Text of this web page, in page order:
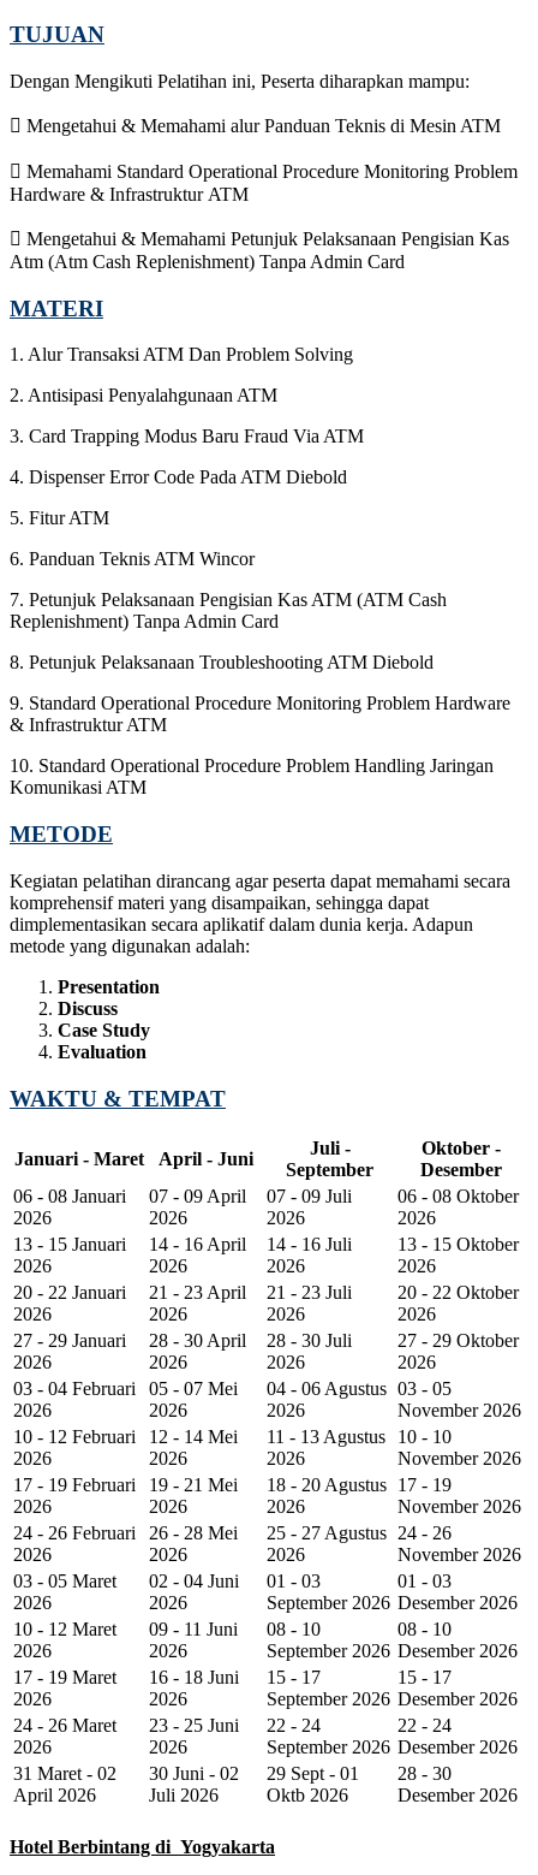
TUJUAN
Dengan Mengikuti Pelatihan ini, Peserta diharapkan mampu:
 Mengetahui & Memahami alur Panduan Teknis di Mesin ATM
 Memahami Standard Operational Procedure Monitoring Problem
Hardware & Infrastruktur ATM
 Mengetahui & Memahami Petunjuk Pelaksanaan Pengisian Kas
Atm (Atm Cash Replenishment) Tanpa Admin Card
MATERI
1. Alur Transaksi ATM Dan Problem Solving
2. Antisipasi Penyalahgunaan ATM
3. Card Trapping Modus Baru Fraud Via ATM
4. Dispenser Error Code Pada ATM Diebold
5. Fitur ATM
6. Panduan Teknis ATM Wincor
7. Petunjuk Pelaksanaan Pengisian Kas ATM (ATM Cash
Replenishment) Tanpa Admin Card
8. Petunjuk Pelaksanaan Troubleshooting ATM Diebold
9. Standard Operational Procedure Monitoring Problem Hardware
& Infrastruktur ATM
10. Standard Operational Procedure Problem Handling Jaringan
Komunikasi ATM
METODE
Kegiatan pelatihan dirancang agar peserta dapat memahami secara
komprehensif materi yang disampaikan, sehingga dapat
dimplementasikan secara aplikatif dalam dunia kerja. Adapun
metode yang digunakan adalah:
Presentation
Discuss
Case Study
Evaluation
WAKTU & TEMPAT
Januari - Maret April - Juni
Juli -
September
Oktober -
Desember
06 - 08 Januari
2026
07 - 09 April
2026
07 - 09 Juli
2026
06 - 08 Oktober
2026
13 - 15 Januari
2026
14 - 16 April
2026
14 - 16 Juli
2026
13 - 15 Oktober
2026
20 - 22 Januari
2026
21 - 23 April
2026
21 - 23 Juli
2026
20 - 22 Oktober
2026
27 - 29 Januari
2026
28 - 30 April
2026
28 - 30 Juli
2026
27 - 29 Oktober
2026
03 - 04 Februari
2026
05 - 07 Mei
2026
04 - 06 Agustus
2026
03 - 05
November 2026
10 - 12 Februari
2026
12 - 14 Mei
2026
11 - 13 Agustus
2026
10 - 10
November 2026
17 - 19 Februari
2026
19 - 21 Mei
2026
18 - 20 Agustus
2026
17 - 19
November 2026
24 - 26 Februari
2026
26 - 28 Mei
2026
25 - 27 Agustus
2026
24 - 26
November 2026
03 - 05 Maret
2026
02 - 04 Juni
2026
01 - 03
September 2026
01 - 03
Desember 2026
10 - 12 Maret
2026
09 - 11 Juni
2026
08 - 10
September 2026
08 - 10
Desember 2026
17 - 19 Maret
2026
16 - 18 Juni
2026
15 - 17
September 2026
15 - 17
Desember 2026
24 - 26 Maret
2026
23 - 25 Juni
2026
22 - 24
September 2026
22 - 24
Desember 2026
31 Maret - 02
April 2026
30 Juni - 02
Juli 2026
29 Sept - 01
Oktb 2026
28 - 30
Desember 2026
Hotel Berbintang di Yogyakarta